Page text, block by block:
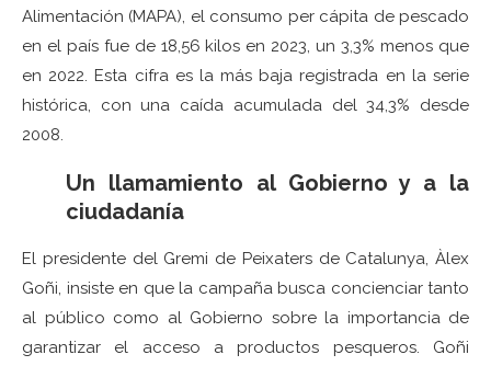
Alimentación (MAPA), el consumo per cápita de pescado
en el país fue de 18,56 kilos en 2023, un 3,3% menos que
en 2022. Esta cifra es la más baja registrada en la serie
histórica, con una caída acumulada del 34,3% desde
2008.
Un llamamiento al Gobierno y a la
ciudadanía
El presidente del Gremi de Peixaters de Catalunya, Àlex
Goñi, insiste en que la campaña busca concienciar tanto
al público como al Gobierno sobre la importancia de
garantizar el acceso a productos pesqueros. Goñi